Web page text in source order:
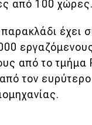
από 100 χώρες.
έχει
από το τμήμα
τον